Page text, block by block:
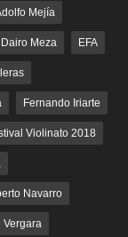
Mejía
Dairo Meza EFA
Fernando Iriarte
Violinato 2018
Navarro
Vergara